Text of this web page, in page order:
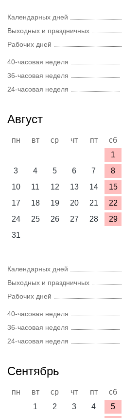
Календарных дней
Выходных и праздничных
Рабочих дней
40-часовая неделя
36-часовая неделя
24-часовая неделя
Август
пн вт ср чт пт сб
1
3
4 5 6 7 8
10
11 12 13 14 15
17
18 19 20 21 22
24
25 26 27 28 29
31
Календарных дней
Выходных и праздничных
Рабочих дней
40-часовая неделя
36-часовая неделя
24-часовая неделя
Сентябрь
пн вт ср чт пт сб
1
2 3 4 5